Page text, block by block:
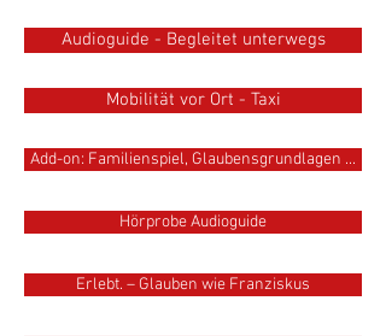
Audioguide - Begleitet unterwegs
Mobilität vor Ort - Taxi
Add-on: Familienspiel, Glaubensgrundlagen ...
Hörprobe Audioguide
Erlebt. – Glauben wie Franziskus